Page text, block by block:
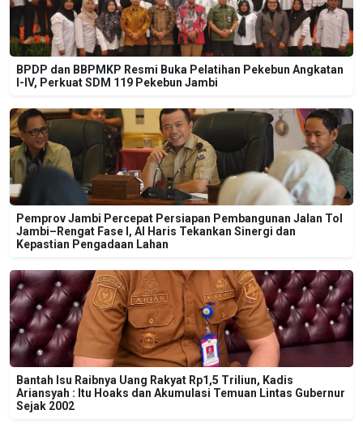
BPDP dan BBPMKP Resmi Buka Pelatihan Pekebun Angkatan
I-IV, Perkuat SDM 119 Pekebun Jambi
Pemprov Jambi Percepat Persiapan Pembangunan Jalan Tol
Jambi–Rengat Fase I, Al Haris Tekankan Sinergi dan
Kepastian Pengadaan Lahan
Bantah Isu Raibnya Uang Rakyat Rp1,5 Triliun, Kadis
Ariansyah : Itu Hoaks dan Akumulasi Temuan Lintas Gubernur
Sejak 2002